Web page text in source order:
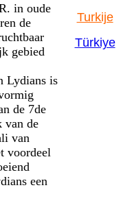
in oude
de
gebied
Lydians is
de 7de
van de
van
voordeel
een
Turkije
Türkiye